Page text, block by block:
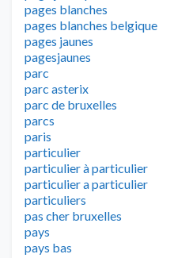
pages blanches
pages blanches belgique
pages jaunes
pagesjaunes
parc
parc asterix
parc de bruxelles
parcs
paris
particulier
particulier à particulier
particulier a particulier
particuliers
pas cher bruxelles
pays
pays bas